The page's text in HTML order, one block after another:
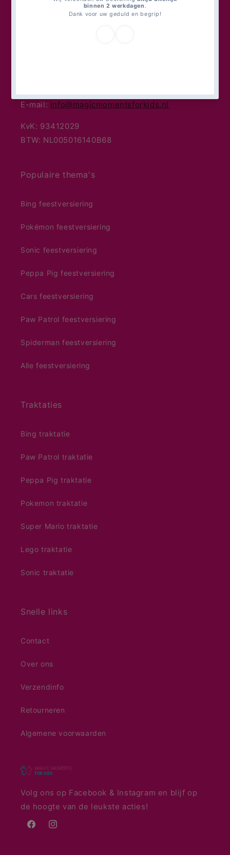
Poortlaan 80
E-mail: info@magicmomentsforkids.nl
KvK: 93412029
BTW: NL005016140B68
Populaire thema's
Bing feestversiering
Pokémon feestversiering
Sonic feestversiering
Peppa Pig feestversiering
Cars feestversiering
Paw Patrol feestversiering
Spiderman feestversiering
Alle feestversiering
Traktaties
Bing traktatie
Paw Patrol traktatie
Peppa Pig traktatie
Pokemon traktatie
Super Mario traktatie
Lego traktatie
Sonic traktatie
Snelle links
Contact
Over ons
Verzendinfo
Retourneren
Algemene voorwaarden
Volg ons op Facebook & Instagram en blijf op
de hoogte van de leukste acties!
FacebookInstagram